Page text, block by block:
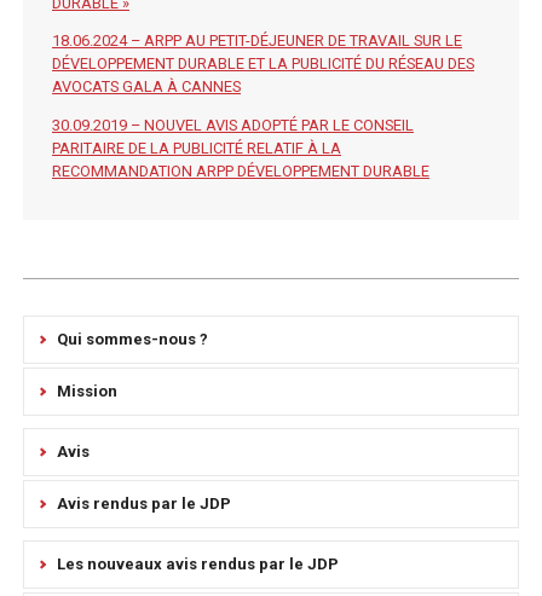
18.06.2024 – ARPP AU PETIT-DÉJEUNER DE TRAVAIL SUR LE
DÉVELOPPEMENT DURABLE ET LA PUBLICITÉ DU RÉSEAU DES
AVOCATS GALA À CANNES
30.09.2019 – NOUVEL AVIS ADOPTÉ PAR LE CONSEIL
PARITAIRE DE LA PUBLICITÉ RELATIF À LA
RECOMMANDATION ARPP DÉVELOPPEMENT DURABLE
Qui sommes-nous ?
Mission
Avis
Avis rendus par le JDP
Les nouveaux avis rendus par le JDP